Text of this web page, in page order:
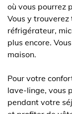
où vous pourrez
Vous y trouverez
réfrigérateur,
plus encore.
maison.
Pour votre
lave-linge, vous
pendant votre